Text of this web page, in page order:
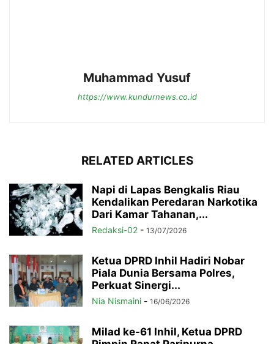
Muhammad Yusuf
https://www.kundurnews.co.id
RELATED ARTICLES
Napi di Lapas Bengkalis Riau
Kendalikan Peredaran Narkotika
Dari Kamar Tahanan,...
Redaksi-02 - 13/07/2026
Ketua DPRD Inhil Hadiri Nobar
Piala Dunia Bersama Polres,
Perkuat Sinergi...
Nia Nismaini - 16/06/2026
Milad ke-61 Inhil, Ketua DPRD